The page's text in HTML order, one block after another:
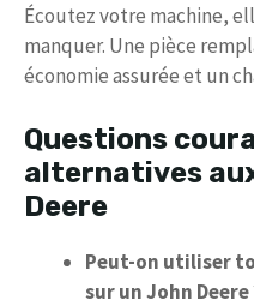
Écoutez votre machine,
manquer. Une pièce
économie assurée et un
Questions
alternatives
Deere
Peut-on utiliser
sur un John Deere